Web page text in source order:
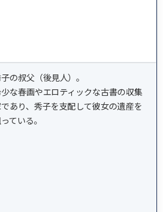
の叔父（後見人）。
な春画やエロティックな古書の収集
あり、秀子を支配して彼女の遺産を
ている。